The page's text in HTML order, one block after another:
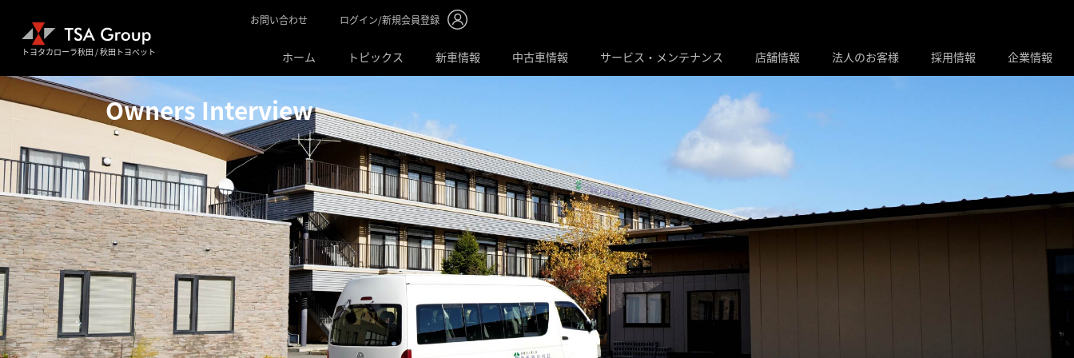
トヨタカローラ秋田 / 秋田トヨペット
お問い合わせ ログイン/新規会員登録
ホーム トピックス 新車情報 中古車情報 サービス・メンテナンス 店舗情報 法人のお客様 採用情報 企業情報
Owners Interview